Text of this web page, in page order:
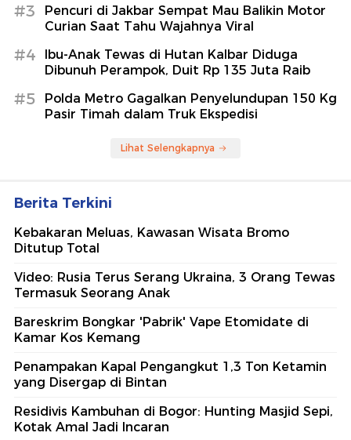
#3
Pencuri di Jakbar Sempat Mau Balikin Motor
Curian Saat Tahu Wajahnya Viral
#4
Ibu-Anak Tewas di Hutan Kalbar Diduga
Dibunuh Perampok, Duit Rp 135 Juta Raib
#5
Polda Metro Gagalkan Penyelundupan 150 Kg
Pasir Timah dalam Truk Ekspedisi
Lihat Selengkapnya
Berita Terkini
Kebakaran Meluas, Kawasan Wisata Bromo
Ditutup Total
Video: Rusia Terus Serang Ukraina, 3 Orang Tewas
Termasuk Seorang Anak
Bareskrim Bongkar 'Pabrik' Vape Etomidate di
Kamar Kos Kemang
Penampakan Kapal Pengangkut 1,3 Ton Ketamin
yang Disergap di Bintan
Residivis Kambuhan di Bogor: Hunting Masjid Sepi,
Kotak Amal Jadi Incaran